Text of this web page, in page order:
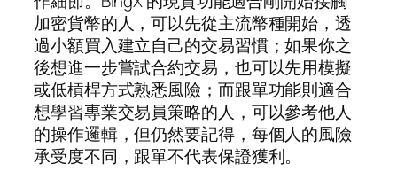
加密貨幣的人，可以先從主流幣種開始，透
過小額買入建立自己的交易習慣；如果你之
後想進一步嘗試合約交易，也可以先用模擬
或低槓桿方式熟悉風險；而跟單功能則適合
想學習專業交易員策略的人，可以參考他人
的操作邏輯，但仍然要記得，每個人的風險
承受度不同，跟單不代表保證獲利。